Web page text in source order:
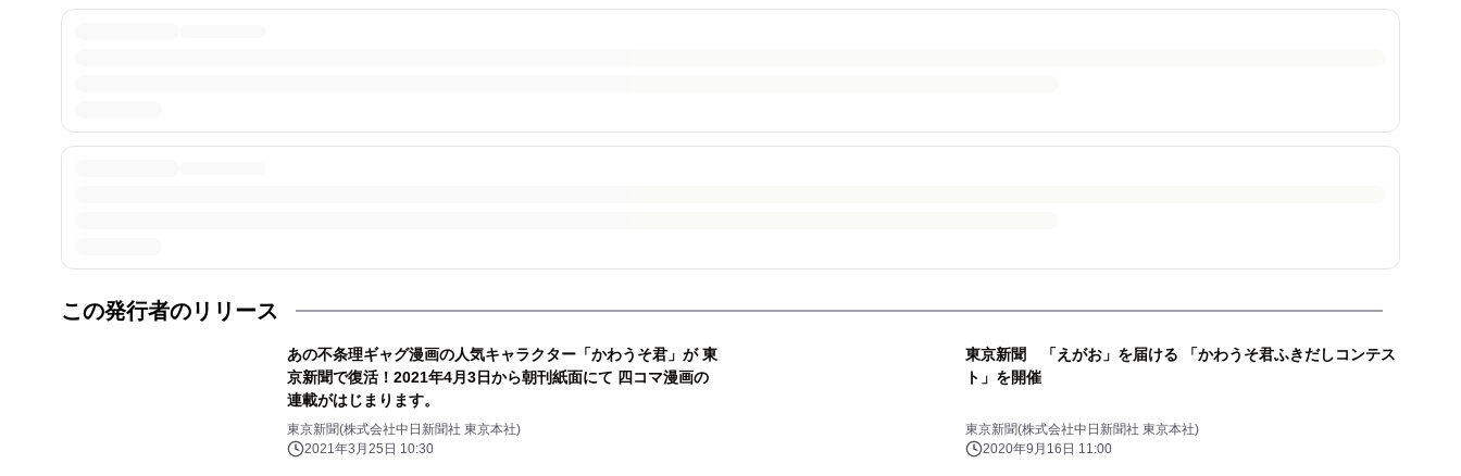
この発行者のリリース
あの不条理ギャグ漫画の人気キャラクター「かわうそ君」が 東
京新聞で復活！2021年4月3日から朝刊紙面にて 四コマ漫画の
連載がはじまります。
東京新聞(株式会社中日新聞社 東京本社)
2021年3月25日 10:30
東京新聞 「えがお」を届ける 「かわうそ君ふきだしコンテス
ト」を開催
東京新聞(株式会社中日新聞社 東京本社)
2020年9月16日 11:00